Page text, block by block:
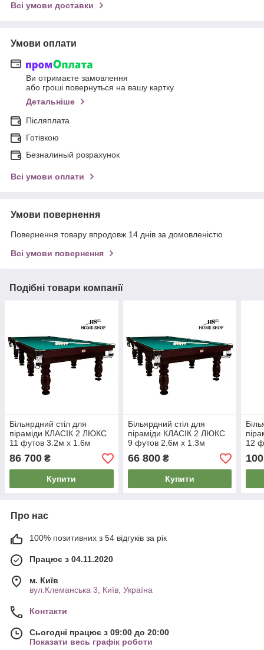
Всі умови доставки
Умови оплати
Ви отримаєте замовлення
або гроші повернуться на вашу картку
Детальніше
Післяплата
Готівкою
Безналиный розрахунок
Всі умови оплати
Умови повернення
Повернення товару впродовж 14 днів за домовленістю
Всі умови повернення
Подібні товари компанії
Більярдний стіл для
піраміди КЛАСІК 2 ЛЮКС
11 футов 3.2м х 1.6м
86 700 ₴
Купити
Більярдний стіл для
піраміди КЛАСІК 2 ЛЮКС
9 футов 2.6м х 1.3м
66 800₴
Купити
12
Про нас
100% позитивних з 54 відгуків за рік
Працює з 04.11.2020
м. Київ
вул.Клеманська 3, Київ, Україна
Контакти
Сьогодні працює з 09:00 до 20:00
Показати весь графік роботи